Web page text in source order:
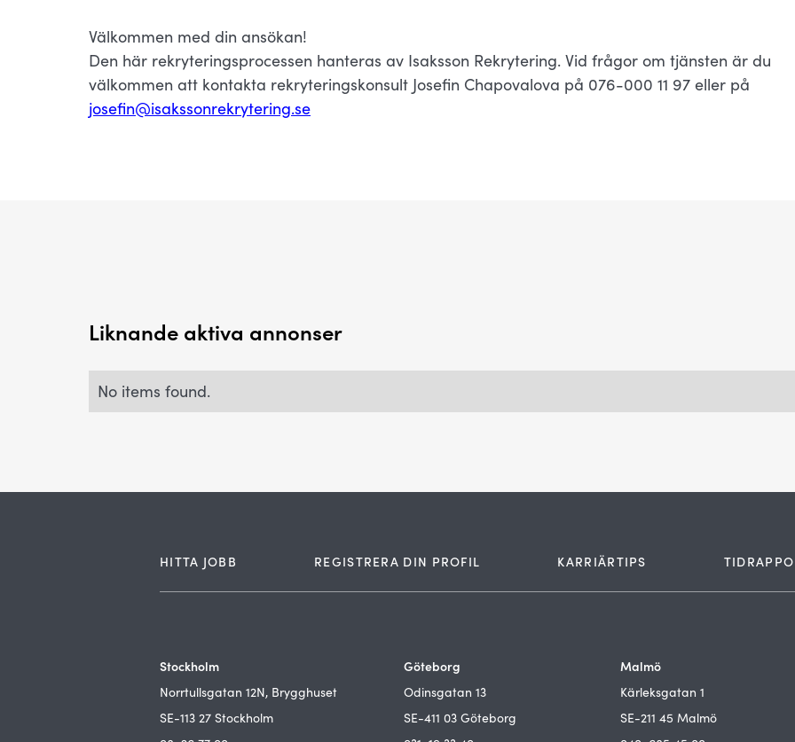
Välkommen med din ansökan!
Den här rekryteringsprocessen hanteras av Isaksson Rekrytering. Vid frågor om tjänsten är du
välkommen att kontakta rekryteringskonsult Josefin Chapovalova på 076-000 11 97 eller på
josefin@isakssonrekrytering.se
Liknande aktiva annonser
No items found.
HITTA JOBB REGISTRERA DIN PROFIL KARRIÄRTIPS
Stockholm
Norrtullsgatan 12N, Brygghuset
SE-113 27 Stockholm
Göteborg
Odinsgatan 13
SE-411 03 Göteborg
Malmö
Kärleksgatan 1
SE-211 45 Malmö